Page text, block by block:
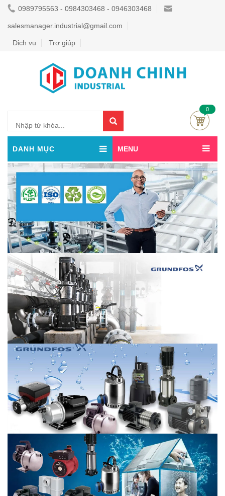
0989795563 - 0984303468 - 0946303468
salesmanager.industrial@gmail.com
Dịch vụ Trợ giúp
0
DANH MỤC MENU